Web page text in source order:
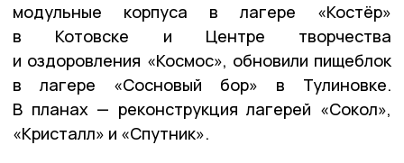
модульные корпуса в лагере «Костёр»
в Котовске и Центре творчества
и оздоровления «Космос», обновили пищеблок
в лагере «Сосновый бор» в Тулиновке.
В планах — реконструкция лагерей «Сокол»,
«Кристалл» и «Спутник».